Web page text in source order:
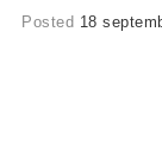
Posted 18